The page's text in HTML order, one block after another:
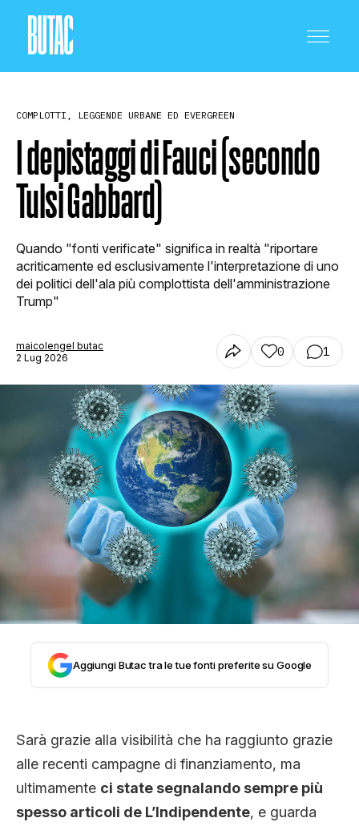
CRONACA E POLITICA
SCIENZA E TECNOLOGIA
STORIA E CITAZIONI
INTRATTENIMENTO
COMPLOTTI, LEGGENDE URBANE ED
EVERGREEN
EDITORIALI
TRUFFE E SOCIAL NETWORK
CLIMA ED ENERGIA
CONTATTI
COMPLOTTI, LEGGENDE URBANE ED EVERGREEN
I depistaggi di Fauci (secondo
Tulsi Gabbard)
Quando "fonti verificate" significa in realtà "riportare
acriticamente ed esclusivamente l'interpretazione di uno
dei politici dell'ala più complottista dell'amministrazione
Trump"
maicolengel butac
2 Lug 2026
0 1
Aggiungi Butac tra le tue fonti preferite su Google
Sarà grazie alla visibilità che ha raggiunto grazie
alle recenti campagne di finanziamento, ma
ultimamente ci state segnalando sempre più
spesso articoli de L’Indipendente, e guarda